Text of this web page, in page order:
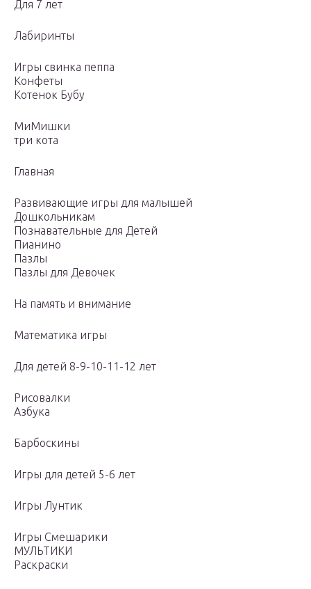
Для 7 лет
Лабиринты
Игры свинка пеппа
Конфеты
Котенок Бубу
МиМишки
три кота
Главная
Развивающие игры для малышей
Дошкольникам
Познавательные для Детей
Пианино
Пазлы
Пазлы для Девочек
На память и внимание
Математика игры
Для детей 8-9-10-11-12 лет
Рисовалки
Азбука
Барбоскины
Игры для детей 5-6 лет
Игры Лунтик
Игры Смешарики
МУЛЬТИКИ
Раскраски